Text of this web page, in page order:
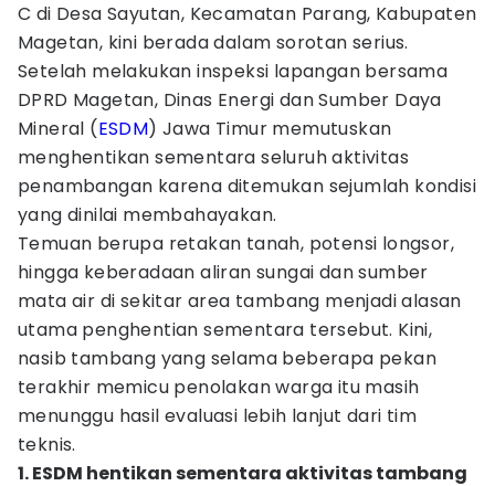
C di Desa Sayutan, Kecamatan Parang, Kabupaten
Magetan, kini berada dalam sorotan serius.
Setelah melakukan inspeksi lapangan bersama
DPRD Magetan, Dinas Energi dan Sumber Daya
Mineral (ESDM) Jawa Timur memutuskan
menghentikan sementara seluruh aktivitas
penambangan karena ditemukan sejumlah kondisi
yang dinilai membahayakan.
Temuan berupa retakan tanah, potensi longsor,
hingga keberadaan aliran sungai dan sumber
mata air di sekitar area tambang menjadi alasan
utama penghentian sementara tersebut. Kini,
nasib tambang yang selama beberapa pekan
terakhir memicu penolakan warga itu masih
menunggu hasil evaluasi lebih lanjut dari tim
teknis.
1. ESDM hentikan sementara aktivitas tambang